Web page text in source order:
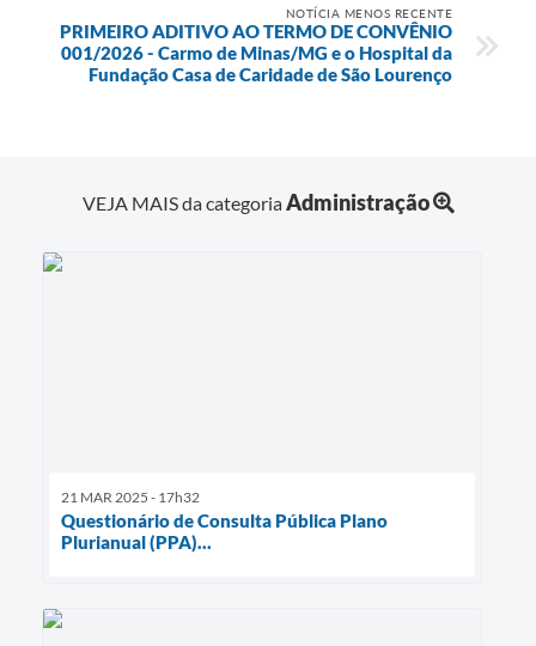
NOTÍCIA MENOS RECENTE
PRIMEIRO ADITIVO AO TERMO DE CONVÊNIO
001/2026 - Carmo de Minas/MG e o Hospital da
Fundação Casa de Caridade de São Lourenço
VEJA MAIS da categoriaAdministração
21 MAR 2025 - 17h32
Questionário de Consulta Pública Plano
Plurianual (PPA)...